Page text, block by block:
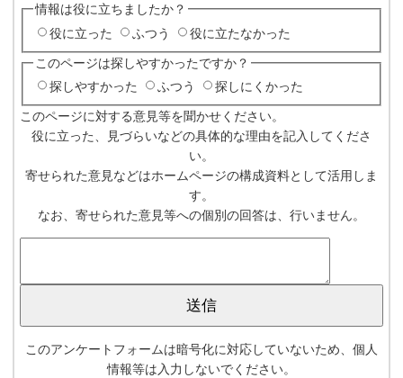
情報は役に立ちましたか？
役に立った
ふつう 役に立たなかった
このページは探しやすかったですか？
探しやすかった
ふつう 探しにくかった
このページに対する意見等を聞かせください。
役に立った、見づらいなどの具体的な理由を記入してくださ
い。
寄せられた意見などはホームページの構成資料として活用しま
す。
なお、寄せられた意見等への個別の回答は、行いません。
このアンケートフォームは暗号化に対応していないため、個人
情報等は入力しないでください。